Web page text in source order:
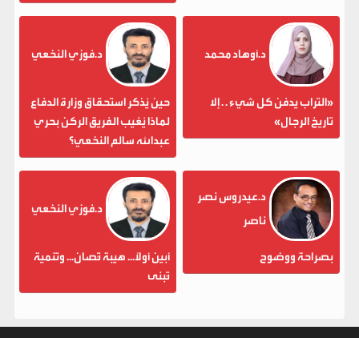
د.أوهاد محمد
«التراب يدفن كل شيء . . إلا
تاريخ الرجال»
د.فوزي النخعي
حين يُذكر استحقاق وزارة الدفاع
لماذا يُغيب الفريق الركن بحري
عبدالله سالم النخعي؟
د.عيدروس نصر
ناصر
بصراحة ووضوح
د.فوزي النخعي
أبين أولاً... هيبة تُصان... وتنمية
تُبنى